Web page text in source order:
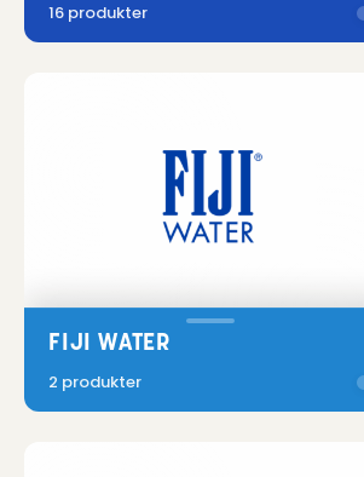
16 produkter
FIJI WATER
2 produkter